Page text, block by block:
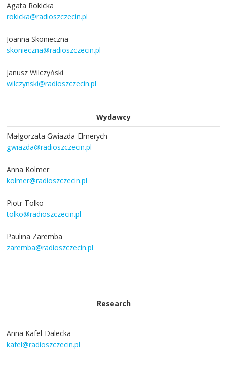
Agata Rokicka
rokicka@radioszczecin.pl
Joanna Skonieczna
skonieczna@radioszczecin.pl
Janusz Wilczyński
wilczynski@radioszczecin.pl
Wydawcy
Małgorzata Gwiazda-Elmerych
gwiazda@radioszczecin.pl
Anna Kolmer
kolmer@radioszczecin.pl
Piotr Tolko
tolko@radioszczecin.pl
Paulina Zaremba
zaremba@radioszczecin.pl
Research
Anna Kafel-Dalecka
kafel@radioszczecin.pl